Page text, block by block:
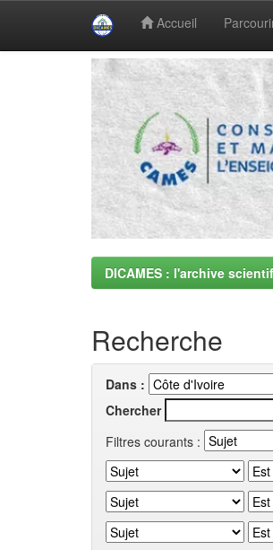
Accueil
DICAMES : l'archive
Recherche
Dans :
Chercher
Filtres courants :